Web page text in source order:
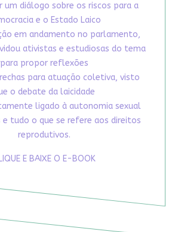
diálogo sobre os riscos para a
e o Estado Laico
em andamento no parlamento,
ativistas e estudiosas do tema
para propor reflexões
para atuação coletiva, visto
o debate da laicidade
ligado à autonomia sexual
e tudo o que se refere aos direitos
reprodutivos.
E BAIXE O E-BOOK